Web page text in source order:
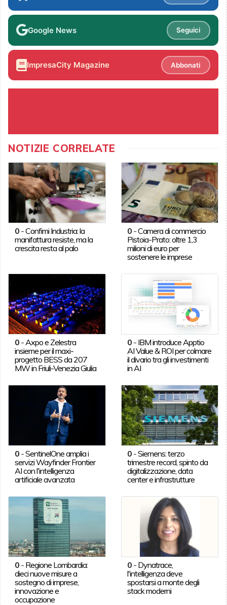
Google News Seguici
ImpresaCity Magazine Abbonati
NOTIZIE CORRELATE
0-Confimi Industria: la
manifattura resiste, ma la
crescita resta al palo
0 -Camera di commercio
Pistoia-Prato: oltre 1,3
milioni di euro per
sostenere le imprese
0- Axpo e Zelestra
insieme per il maxi-
progetto BESS da 207
MW in Friuli-Venezia Giulia
0 - IBM introduce Apptio
AI Value & ROI per colmare
il divario tra gli investimenti
in AI
0-SentinelOne amplia i
servizi Wayfinder Frontier
AI con l'intelligenza
artificiale avanzata
0 -Siemens: terzo
trimestre record, spinto da
digitalizzazione, data
center e infrastrutture
0- Regione Lombardia:
dieci nuove misure a
sostegno di imprese,
innovazione e
occupazione
0 - Dynatrace,
l'intelligenza deve
spostarsi a monte degli
stack moderni